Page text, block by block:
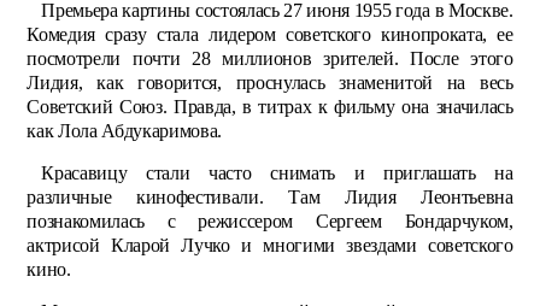
Премьера картины состоялась 27 июня 1955 года в Москве.
Комедия сразу стала лидером советского кинопроката, ее
посмотрели почти 28 миллионов зрителей. После этого
Лидия, как говорится, проснулась знаменитой на весь
Советский Союз. Правда, в титрах к фильму она значилась
как Лола Абдукаримова.
Красавицу стали часто снимать и приглашать на
различные кинофестивали. Там Лидия Леонтьевна
познакомилась с режиссером Сергеем Бондарчуком,
актрисой Кларой Лучко и многими звездами советского
кино.